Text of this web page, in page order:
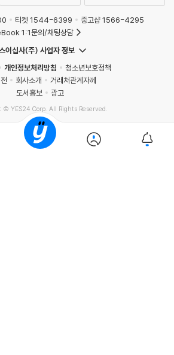
티켓 1544-6399
중고샵 1566-4295
1:1문의/채팅상담
이십사(주) 사업자 정보
개인정보처리방침
청소년보호정책
회사소개
거래처관계자께
도서홍보
광고
© YES24 Corp. All Rights Reserved.